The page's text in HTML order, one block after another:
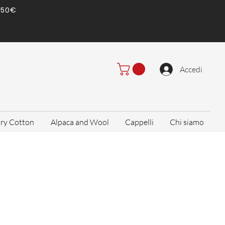
Accedi
Cotton Alpaca and Wool Cappelli Chi siamo